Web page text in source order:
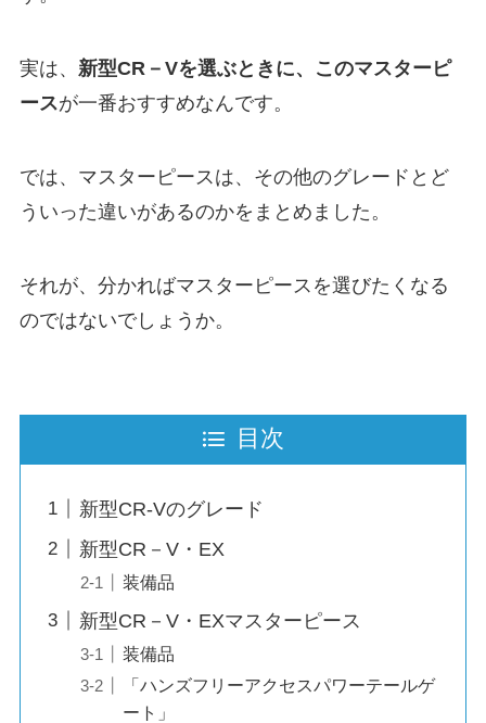
実は、 新型CR－Vを選ぶときに、このマスターピ
ースが一番おすすめなんです。
では、マスターピースは、その他のグレードとど
ういった違いがあるのかをまとめました。
それが、分かればマスターピースを選びたくなる
のではないでしょうか。
目次
新型CR-Vのグレード
新型CR－V・EX
装備品
新型CR－V・EXマスターピース
装備品
「ハンズフリーアクセスパワーテールゲ
ート」